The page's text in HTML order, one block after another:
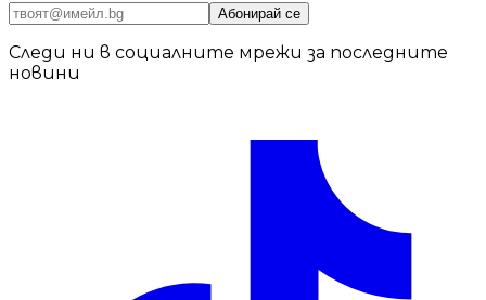
Абонирай се
Следи ни в социалните мрежи за последните
новини